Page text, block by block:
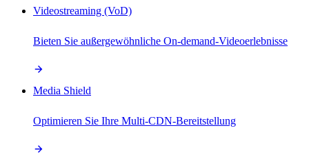
Videostreaming (VoD)
Bieten Sie außergewöhnliche On-demand-Videoerlebnisse
Media Shield
Optimieren Sie Ihre Multi-CDN-Bereitstellung